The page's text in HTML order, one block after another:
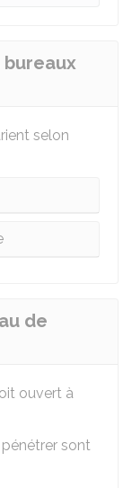
selon
de
ouvert à
sont